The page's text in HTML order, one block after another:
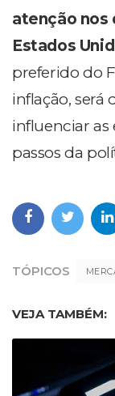
atenção nos
Estados
preferido do
inflação, será
influenciar as
passos da
TÓPICOS
VEJA TAMBÉM: